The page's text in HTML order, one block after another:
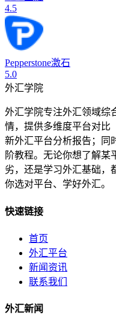
4.5
Pepperstone激石
5.0
外汇学院
外汇学院专注外汇领域综
情，提供多维度平台对比
新外汇平台分析报告；同
阶教程。无论你想了解某
劣，还是学习外汇基础，
你选对平台、学好外汇。
快速链接
首页
外汇平台
新闻资讯
联系我们
外汇新闻